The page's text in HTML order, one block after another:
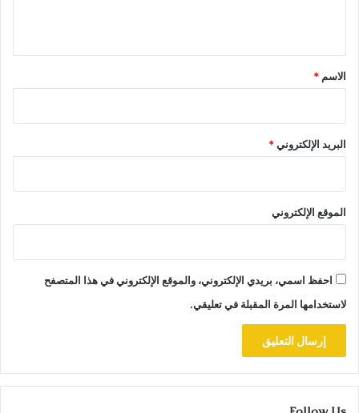
*
الاسم *
البريد الإلكتروني*
الموقع الإلكتروني
احفظ اسمي، بريدي الإلكتروني، والموقع الإلكتروني في هذا المتصفح
لاستخدامها المرة المقبلة في تعليقي.